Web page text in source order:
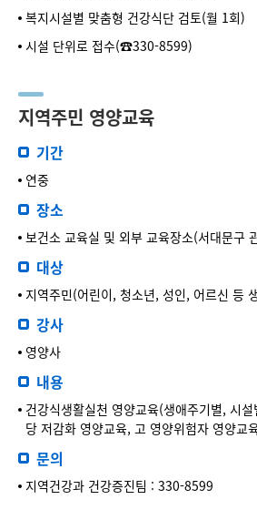
복지시설별 맞춤형 건강식단 검토(월 1회)
시설 단위로 접수(☎330-8599)
지역주민 영양교육
기간
연중
장소
보건소 교육실 및 외부 교육장소(서대문구
대상
지역주민(어린이, 청소년, 성인, 어르신 등
강사
영양사
내용
건강식생활실천 영양교육(생애주기별, 시
당 저감화 영양교육, 고 영양위험자 영양교
문의
지역건강과 건강증진팀 : 330-8599